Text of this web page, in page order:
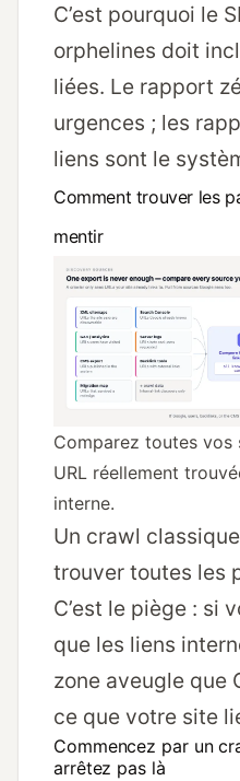
C’est pourquoi le
orphelines doit
liées. Le rapport
urgences ; les
liens sont le
Comment trouver les
mentir
Comparez toutes vos
URL réellement
interne.
Un crawl
trouver toutes les
C’est le piège : si
que les liens
zone aveugle que
ce que votre site
Commencez par un
arrêtez pas là